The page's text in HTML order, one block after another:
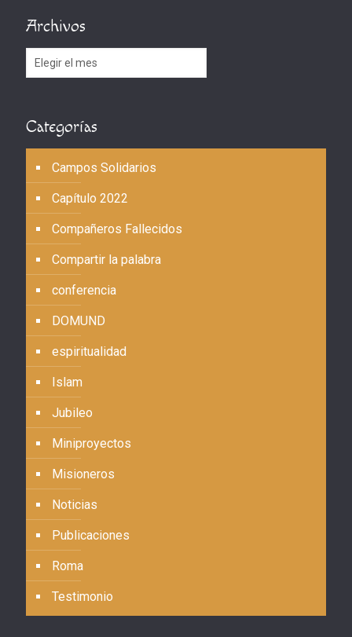
Archivos
Archivos
Categorías
Campos Solidarios
Capítulo 2022
Compañeros Fallecidos
Compartir la palabra
conferencia
DOMUND
espiritualidad
Islam
Jubileo
Miniproyectos
Misioneros
Noticias
Publicaciones
Roma
Testimonio